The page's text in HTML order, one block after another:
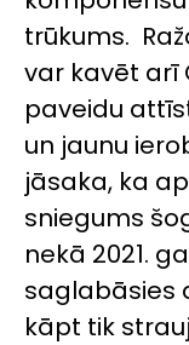
trūkums.
var kavēt arī
paveidu
un jaunu
jāsaka, ka
sniegums
nekā 2021.
saglabāsies
kāpt tik